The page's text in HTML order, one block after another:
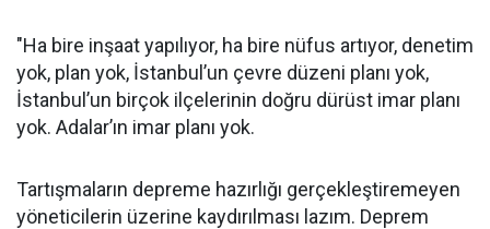
"Ha bire inşaat yapılıyor, ha bire nüfus artıyor, denetim
yok, plan yok, İstanbul’un çevre düzeni planı yok,
İstanbul’un birçok ilçelerinin doğru dürüst imar planı
yok. Adalar’ın imar planı yok.
Tartışmaların depreme hazırlığı gerçekleştiremeyen
yöneticilerin üzerine kaydırılması lazım. Deprem